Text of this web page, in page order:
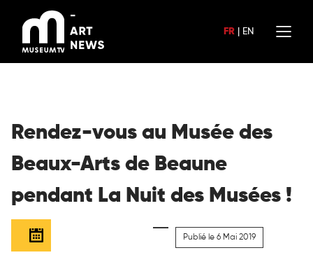
contenu
FR EN
Rendez-vous au Musée des
Beaux-Arts de Beaune
pendant La Nuit des Musées !
Publié le 6 Mai 2019